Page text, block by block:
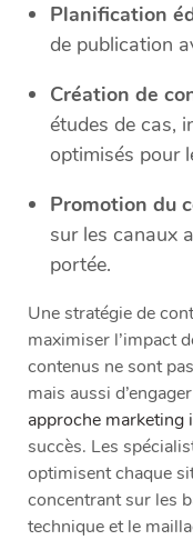
Planification
de publication
Création de
études de cas,
optimisés pour
Promotion du
sur les canaux
portée.
Une stratégie de
maximiser l’impact
contenus ne sont
mais aussi
approche marketing
succès. Les
optimisent chaque
concentrant sur les
technique et le